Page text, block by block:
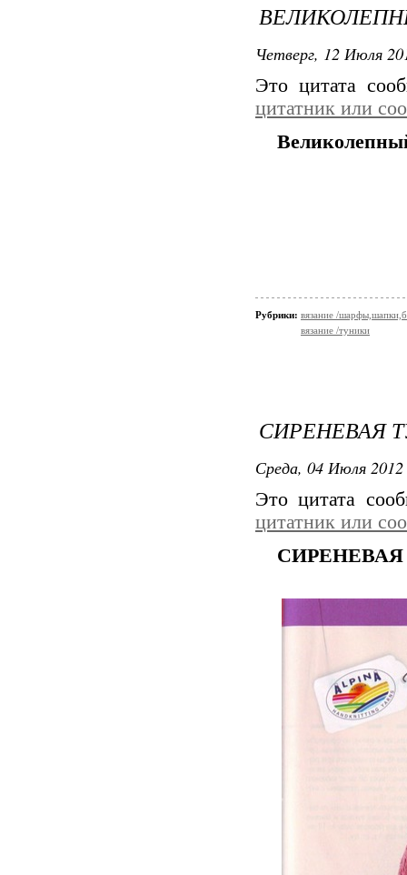
Четверг, 12 Июля
Это цитата
цитатник или
Рубрики: вязание /
вязание /туники
СИРЕНЕВАЯ
Среда, 04 Июля
Это цитата
цитатник или